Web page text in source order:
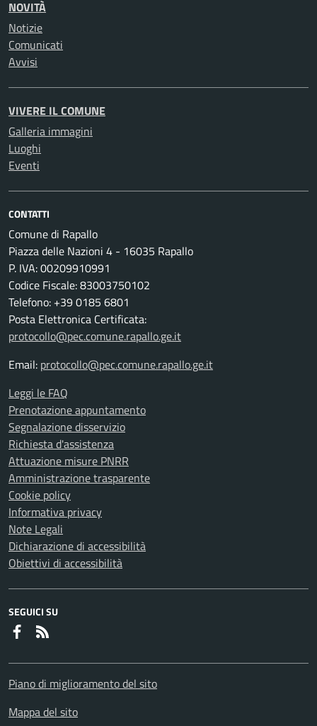
NOVITÀ
Notizie
Comunicati
Avvisi
VIVERE IL COMUNE
Galleria immagini
Luoghi
Eventi
CONTATTI
Comune di Rapallo
Piazza delle Nazioni 4 - 16035 Rapallo
P. IVA: 00209910991
Codice Fiscale: 83003750102
Telefono: +39 0185 6801
Posta Elettronica Certificata:
protocollo@pec.comune.rapallo.ge.it
Email: protocollo@pec.comune.rapallo.ge.it
Leggi le FAQ
Prenotazione appuntamento
Segnalazione disservizio
Richiesta d'assistenza
Attuazione misure PNRR
Amministrazione trasparente
Cookie policy
Informativa privacy
Note Legali
Dichiarazione di accessibilità
Obiettivi di accessibilità
SEGUICI SU
Faceboook
Piano di miglioramento del sito
Mappa del sito